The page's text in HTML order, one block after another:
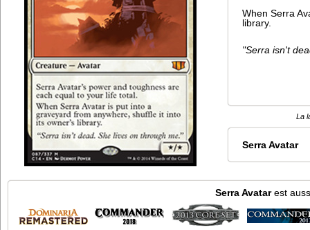
When Serra
library.
"Serra isn't
La
Serra Avatar
Serra Avatarest